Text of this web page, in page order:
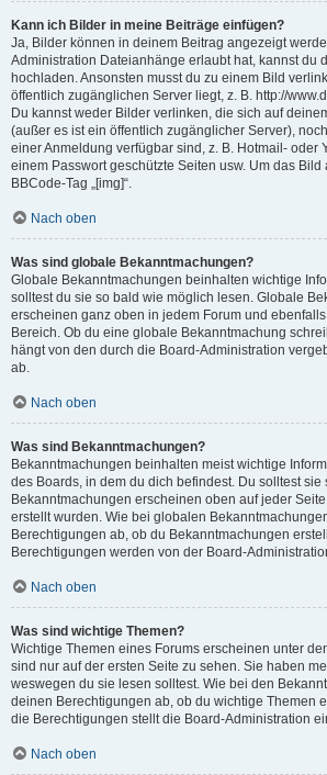
Kann ich Bilder in meine Beiträge einfügen?
Ja, Bilder können in deinem Beitrag angezeigt
Administration Dateianhänge erlaubt hat, kannst du
hochladen. Ansonsten musst du zu einem Bild
öffentlich zugänglichen Server liegt, z. B. http://
Du kannst weder Bilder verlinken, die sich auf
(außer es ist ein öffentlich zugänglicher Server),
einer Anmeldung verfügbar sind, z. B. Hotmail- oder
einem Passwort geschützte Seiten usw. Um das
BBCode-Tag „[img]“.
Nach oben
Was sind globale Bekanntmachungen?
Globale Bekanntmachungen beinhalten wichtige
solltest du sie so bald wie möglich lesen. Globale
erscheinen ganz oben in jedem Forum und
Bereich. Ob du eine globale Bekanntmachung
hängt von den durch die Board-Administration
ab.
Nach oben
Was sind Bekanntmachungen?
Bekanntmachungen beinhalten meist wichtige
des Boards, in dem du dich befindest. Du solltest sie
Bekanntmachungen erscheinen oben auf jeder
erstellt wurden. Wie bei globalen
Berechtigungen ab, ob du Bekanntmachungen
Berechtigungen werden von der Board-
Nach oben
Was sind wichtige Themen?
Wichtige Themen eines Forums erscheinen unter
sind nur auf der ersten Seite zu sehen. Sie haben
weswegen du sie lesen solltest. Wie bei den
deinen Berechtigungen ab, ob du wichtige Themen
die Berechtigungen stellt die Board-Administration
Nach oben